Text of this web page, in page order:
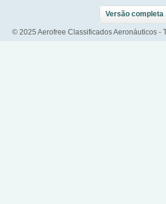
Versão completa
© 2025 Aerofree Classificados Aeronáuticos -